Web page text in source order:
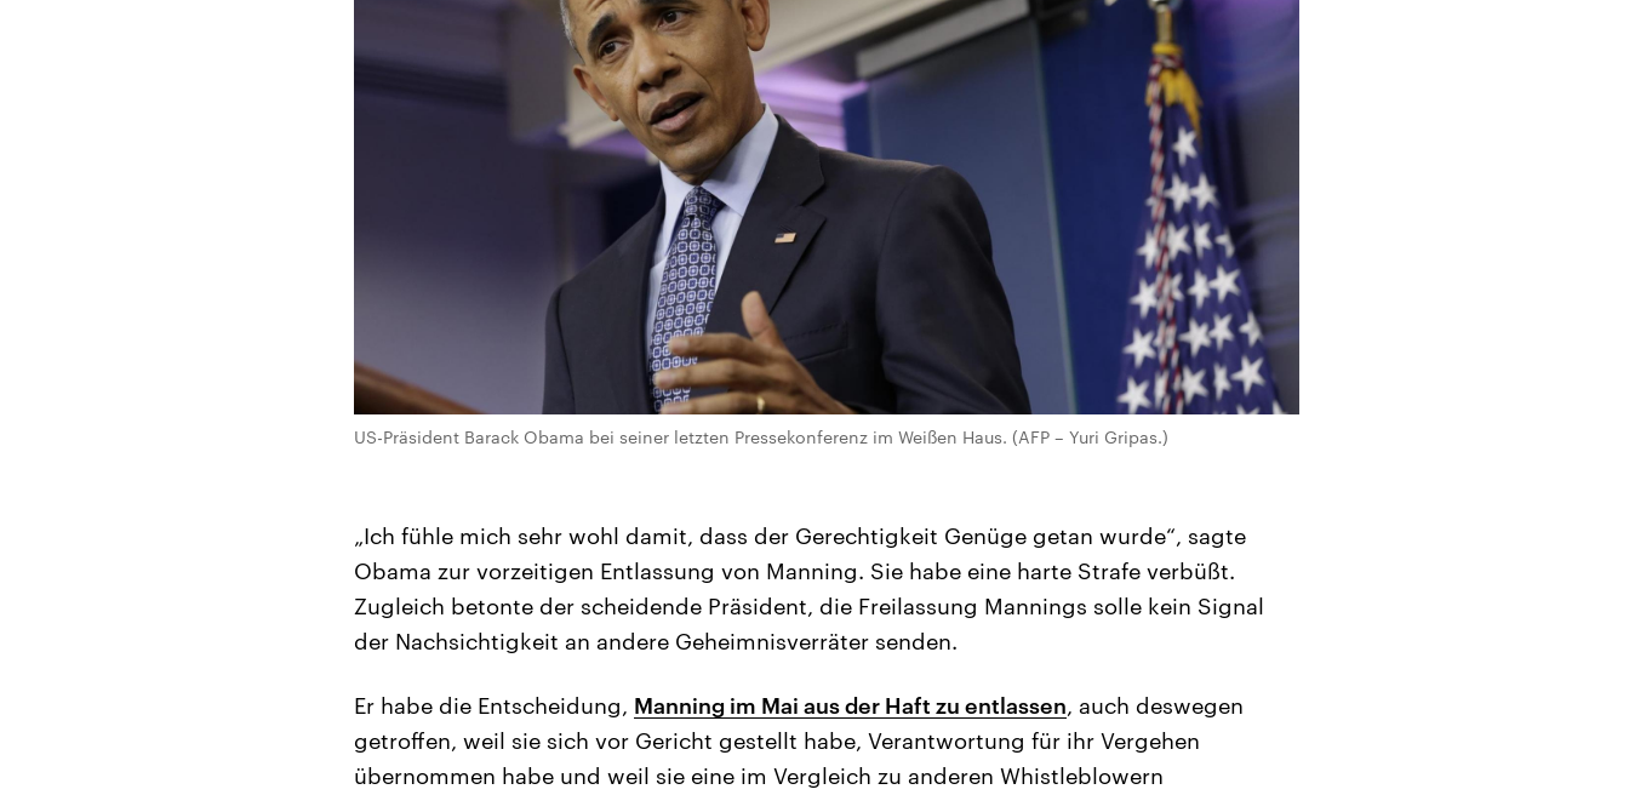
US-Präsident Barack Obama bei seiner letzten Pressekonferenz im Weißen Haus. (AFP – Yuri Gripas.)
„Ich fühle mich sehr wohl damit, dass der Gerechtigkeit Genüge getan wurde“, sagte
Obama zur vorzeitigen Entlassung von Manning. Sie habe eine harte Strafe verbüßt.
Zugleich betonte der scheidende Präsident, die Freilassung Mannings solle kein Signal
der Nachsichtigkeit an andere Geheimnisverräter senden.
Er habe die Entscheidung, Manning im Mai aus der Haft zu entlassen, auch deswegen
getroffen, weil sie sich vor Gericht gestellt habe, Verantwortung für ihr Vergehen
übernommen habe und weil sie eine im Vergleich zu anderen Whistleblowern